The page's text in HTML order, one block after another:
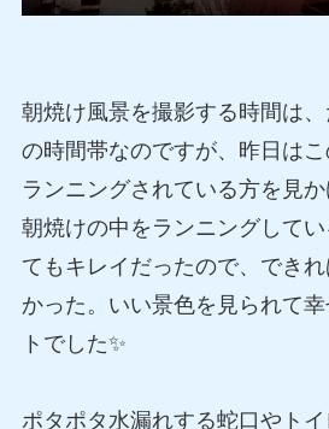
朝焼け風景を撮影する時間は
の時間帯なのですが、昨日は
ランニングされている方を見か
朝焼けの中をランニングして
てもキレイだったので、でき
かった。いい景色を見られて
トでした✨
ポタポタ水漏れする蛇口やト